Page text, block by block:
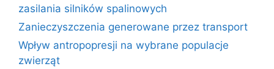
zasilania silników spalinowych
Zanieczyszczenia generowane przez transport
Wpływ antropopresji na wybrane populacje
zwierząt